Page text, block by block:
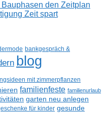
den Zeitplan
Zeit spart
bankgespräch &
blog
mit zimmerpflanzen
familienfeste familienurlaub
garten neu anlegen
für kinder gesunde